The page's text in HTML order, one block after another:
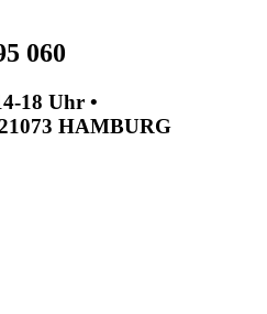
060
18 Uhr •
HAMBURG